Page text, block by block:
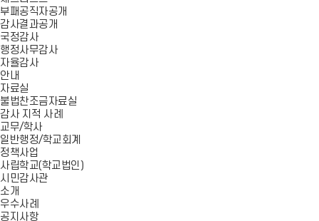
부패공직자공개
감사결과공개
국정감사
행정사무감사
자율감사
안내
자료실
불법찬조금자료실
감사 지적 사례
교무/학사
일반행정/학교회계
정책사업
사립학교(학교법인)
시민감사관
소개
우수사례
공지사항